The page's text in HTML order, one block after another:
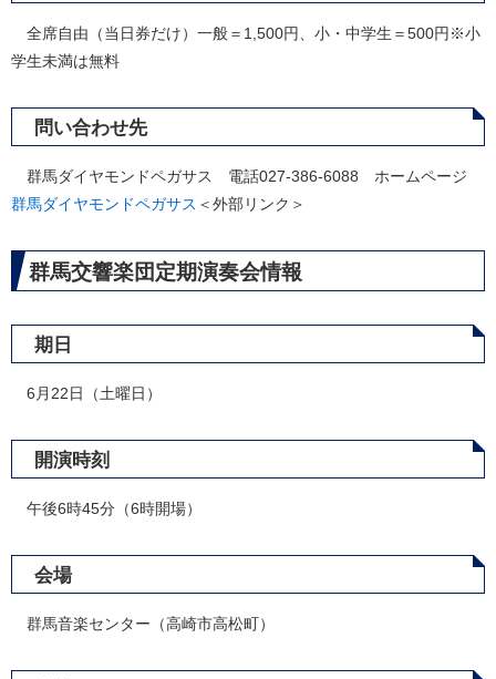
全席自由（当日券だけ）一般＝1,500円、小・中学生＝500円※小
学生未満は無料
問い合わせ先
群馬ダイヤモンドペガサス 電話027-386-6088 ホームページ
群馬ダイヤモンドペガサス ＜外部リンク＞
群馬交響楽団定期演奏会情報
期日
6月22日（土曜日）
開演時刻
午後6時45分（6時開場）
会場
群馬音楽センター（高崎市高松町）